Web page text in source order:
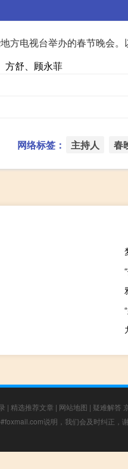
方电视台举办的春节晚会
方舒、顾永菲
网络标签： 主持人 春
| 精选推荐文章 | 网站地图 | 疑难解答
说明，我们会及时纠正，